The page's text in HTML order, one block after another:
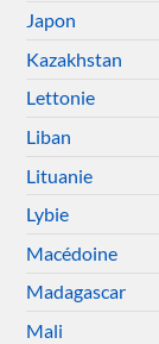
Japon
Kazakhstan
Lettonie
Liban
Lituanie
Lybie
Macédoine
Madagascar
Mali